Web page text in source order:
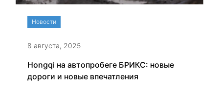
Новости
8 августа, 2025
Hongqi на автопробеге БРИКС: новые
дороги и новые впечатления